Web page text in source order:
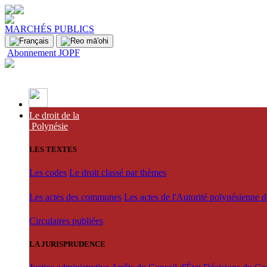
MARCHÉS PUBLICS
Abonnement JOPF
Le droit de la
Polynésie
LES TEXTES
Les codes Le droit classé par thèmes
Les actes des communes Les actes de l'Autorité polynésienne
Circulaires publiées
LA JURISPRUDENCE